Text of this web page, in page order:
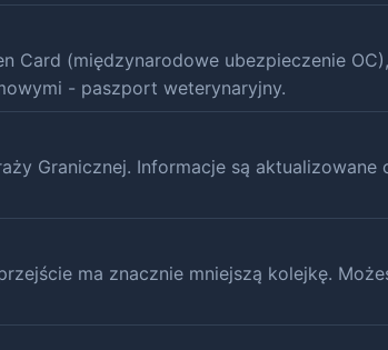
Card (międzynarodowe ubezpieczenie
- paszport weterynaryjny.
Granicznej. Informacje są aktualizowane
ma znacznie mniejszą kolejkę.